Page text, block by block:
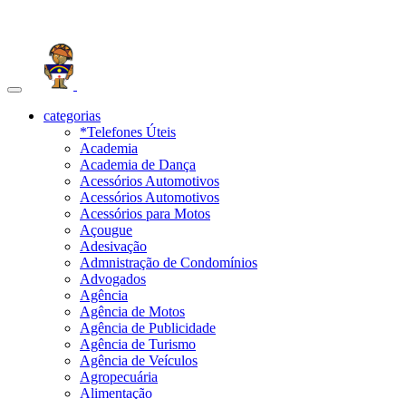
Toggle
navigationcategorias
*Telefones Úteis
Academia
Academia de Dança
Acessórios Automotivos
Acessórios Automotivos
Acessórios para Motos
Açougue
Adesivação
Admnistração de Condomínios
Advogados
Agência
Agência de Motos
Agência de Publicidade
Agência de Turismo
Agência de Veículos
Agropecuária
Alimentação